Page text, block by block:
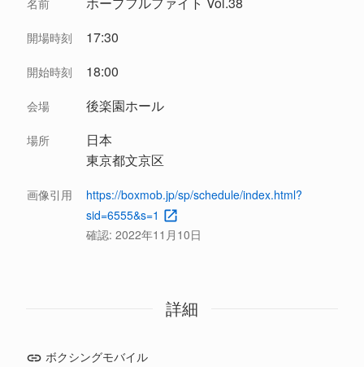
名前
開場時刻 17:30
開始時刻 18:00
会場 後楽園ホール
場所
日本
東京都文京区
画像引用
https://boxmob.jp/sp/schedule/index.html?
sid=6555&s=1
確認: 2022年11月10日
詳細
ボクシングモバイル